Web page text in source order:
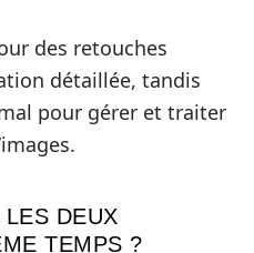
des retouches
détaillée, tandis
pour gérer et traiter
DEUX
TEMPS ?